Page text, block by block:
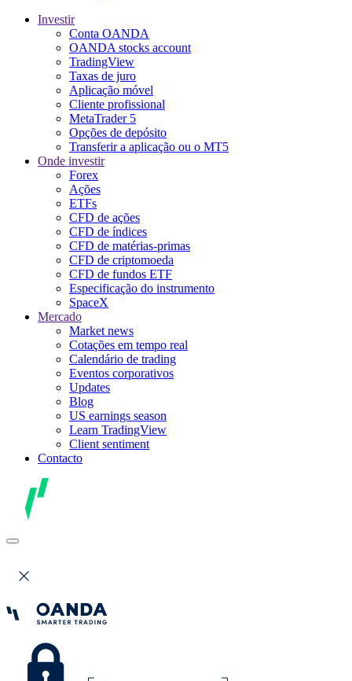
Investir
Conta OANDA
OANDA stocks account
TradingView
Taxas de juro
Aplicação móvel
Cliente profissional
MetaTrader 5
Opções de depósito
Transferir a aplicação ou o MT5
Onde investir
Forex
Ações
ETFs
CFD de ações
CFD de índices
CFD de matérias-primas
CFD de criptomoeda
CFD de fundos ETF
Especificação do instrumento
SpaceX
Mercado
Market news
Cotações em tempo real
Calendário de trading
Eventos corporativos
Updates
Blog
US earnings season
Learn TradingView
Client sentiment
Contacto